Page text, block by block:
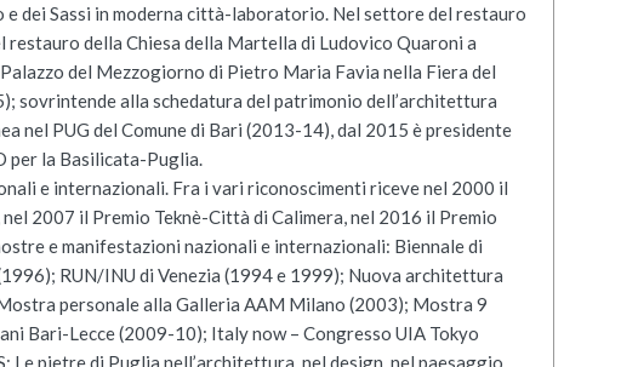
dei Sassi in moderna città-laboratorio. Nel settore del restauro
restauro della Chiesa della Martella di Ludovico Quaroni a
del Mezzogiorno di Pietro Maria Favia nella Fiera del
sovrintende alla schedatura del patrimonio dell’architettura
nel PUG del Comune di Bari (2013-14), dal 2015 è presidente
per la Basilicata-Puglia.
e internazionali. Fra i vari riconoscimenti riceve nel 2000 il
nel 2007 il Premio Teknè-Città di Calimera, nel 2016 il Premio
e manifestazioni nazionali e internazionali: Biennale di
RUN/INU di Venezia (1994 e 1999); Nuova architettura
personale alla Galleria AAM Milano (2003); Mostra 9
Bari-Lecce (2009-10); Italy now – Congresso UIA Tokyo
Le pietre di Puglia nell’architettura, nel design, nel paesaggio,